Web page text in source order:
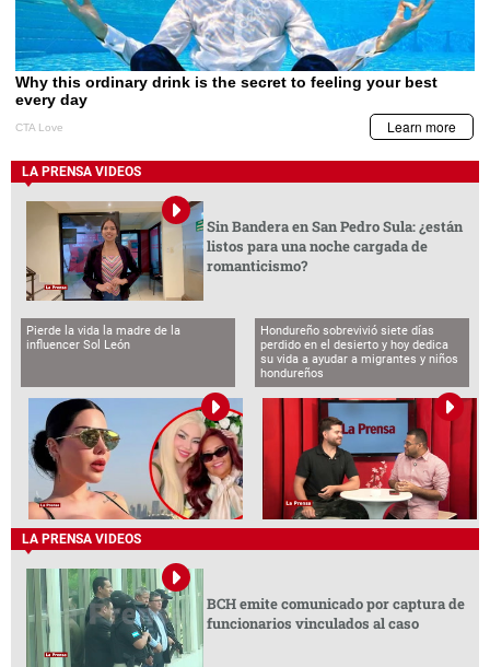
LA PRENSA VIDEOS
Sin Bandera en San Pedro Sula: ¿están
listos para una noche cargada de
romanticismo?
Pierde la vida la madre de la
influencer Sol León
Hondureño sobrevivió siete días
perdido en el desierto y hoy dedica
su vida a ayudar a migrantes y niños
hondureños
LA PRENSA VIDEOS
BCH emite comunicado por captura de
funcionarios vinculados al caso